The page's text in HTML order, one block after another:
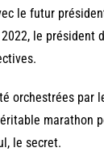
le futur
le président
orchestrées par
marathon
le secret.